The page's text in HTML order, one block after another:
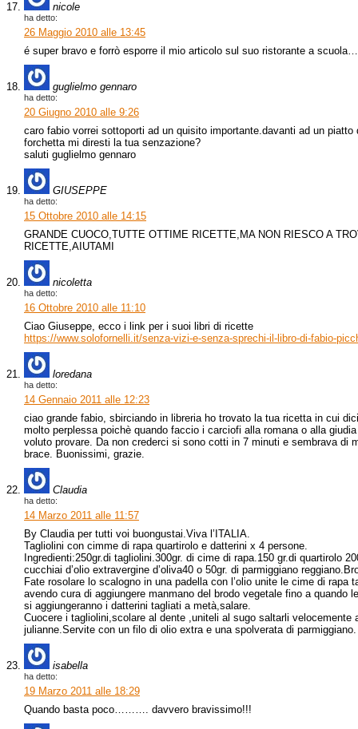
nicole
ha detto:
26 Maggio 2010 alle 13:45
é super bravo e forrò esporre il mio articolo sul suo ristorante a
guglielmo gennaro
ha detto:
20 Giugno 2010 alle 9:26
caro fabio vorrei sottoporti ad un quisito importante.davanti ad un
forchetta mi diresti la tua senzazione?
saluti guglielmo gennaro
GIUSEPPE
ha detto:
15 Ottobre 2010 alle 14:15
GRANDE CUOCO,TUTTE OTTIME RICETTE,MA NON RIESCO A
RICETTE,AIUTAMI
nicoletta
ha detto:
16 Ottobre 2010 alle 11:10
Ciao Giuseppe, ecco i link per i suoi libri di ricette
https://www.solofornelli.it/senza-vizi-e-senza-sprechi-il-libro-di-fabio-
loredana
ha detto:
14 Gennaio 2011 alle 12:23
ciao grande fabio, sbirciando in libreria ho trovato la tua ricetta in cui
molto perplessa poichè quando faccio i carciofi alla romana o alla
voluto provare. Da non crederci si sono cotti in 7 minuti e sembrava di
brace. Buonissimi, grazie.
Claudia
ha detto:
14 Marzo 2011 alle 11:57
By Claudia per tutti voi buongustai.Viva l’ITALIA.
Tagliolini con cimme di rapa quartirolo e datterini x 4 persone.
Ingredienti:250gr.di tagliolini.300gr. di cime di rapa.150 gr.di quartirolo
cucchiai d’olio extravergine d’oliva40 o 50gr. di parmiggiano
Fate rosolare lo scalogno in una padella con l’olio unite le cime di rapa
avendo cura di aggiungere manmano del brodo vegetale fino a quando
si aggiungeranno i datterini tagliati a metà,salare.
Cuocere i tagliolini,scolare al dente ,uniteli al sugo saltarli velocemente
julianne.Servite con un filo di olio extra e una spolverata di
isabella
ha detto:
19 Marzo 2011 alle 18:29
Quando basta poco………. davvero bravissimo!!!